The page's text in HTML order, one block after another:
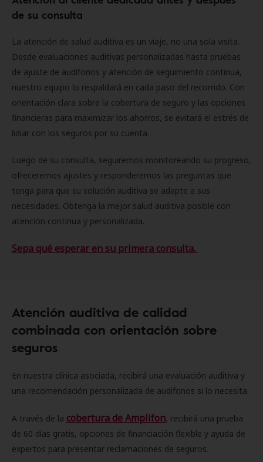
de su consulta
La atención de salud auditiva es un viaje, no una sola visita.
Desde evaluaciones auditivas personalizadas hasta pruebas
de ajuste de audífonos y atención de seguimiento continua,
nuestro equipo lo respaldará en cada paso del recorrido. Con
orientación clara sobre la cobertura de seguro y las opciones
financieras para maximizar los ahorros, se evitará el estrés de
lidiar con los seguros por su cuenta.
Luego de su consulta, seguiremos monitoreando su progreso,
ofreceremos ajustes y responderemos las preguntas que
tenga para que su solución auditiva se adapte a sus
necesidades. Obtenga la mejor salud auditiva posible con
atención continua y personalizada.
Sepa qué esperar en su primera consulta.
Atención auditiva de calidad
combinada con orientación sobre
seguros
En nuestra clínica asociada, recibirá una evaluación auditiva y
una recomendación personalizada de audífonos si lo necesita.
A través de la cobertura de Amplifon, recibirá una prueba
de 60 días gratis, opciones de financiación flexible y ayuda de
expertos para presentar reclamaciones de seguros.